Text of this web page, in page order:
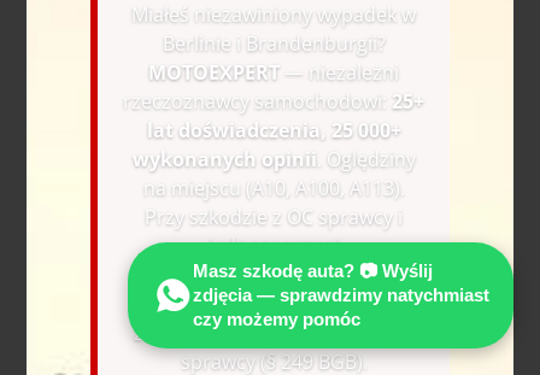
Miałeś niezawiniony wypadek w
Berlinie i Brandenburgii?
MOTOEXPERT — niezależni
rzeczoznawcy samochodowi: 25+
lat doświadczenia, 25 000+
wykonanych opinii . Oględziny
na miejscu (A10, A100, A113).
Przy szkodzie z OC sprawcy i
jednoznacznej
odpowiedzialności uzasadnione
koszty rzeczoznawcy co do
zasady pokrywa ubezpieczyciel
sprawcy (§ 249 BGB).
Masz szkodę auta? 📷 Wyślij
zdjęcia — sprawdzimy natychmiast
czy możemy pomóc